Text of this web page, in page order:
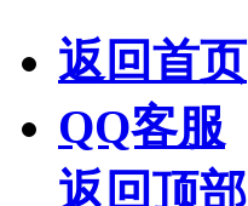
返回首页
QQ客服
返回顶部